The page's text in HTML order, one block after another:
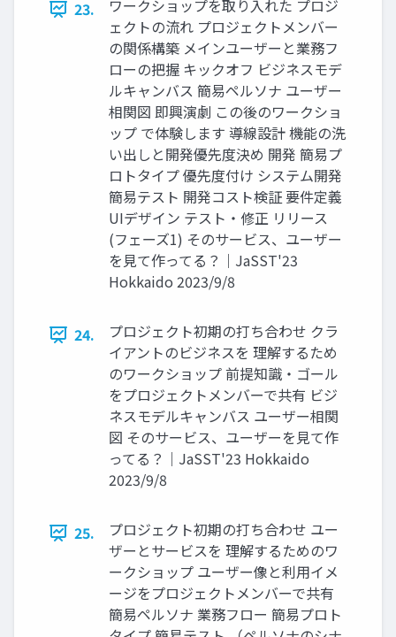
23.
ワークショップを取り入れた プロジ
ェクトの流れ プロジェクトメンバー
の関係構築 メインユーザーと業務フ
ローの把握 キックオフ ビジネスモデ
ルキャンバス 簡易ペルソナ ユーザー
相関図 即興演劇 この後のワークショ
ップ で体験します 導線設計 機能の洗
い出しと開発優先度決め 開発 簡易プ
ロトタイプ 優先度付け システム開発
簡易テスト 開発コスト検証 要件定義
UIデザイン テスト・修正 リリース
(フェーズ1) そのサービス、ユーザー
を見て作ってる？｜JaSST'23
Hokkaido 2023/9/8
24.
プロジェクト初期の打ち合わせ クラ
イアントのビジネスを 理解するため
のワークショップ 前提知識・ゴール
をプロジェクトメンバーで共有 ビジ
ネスモデルキャンバス ユーザー相関
図 そのサービス、ユーザーを見て作
ってる？｜JaSST'23 Hokkaido
2023/9/8
25.
プロジェクト初期の打ち合わせ ユー
ザーとサービスを 理解するためのワ
ークショップ ユーザー像と利用イメ
ージをプロジェクトメンバーで共有
簡易ペルソナ 業務フロー 簡易プロト